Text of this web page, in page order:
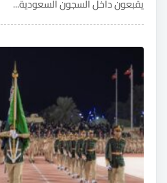
يقبعون داخل السجون السعودية...